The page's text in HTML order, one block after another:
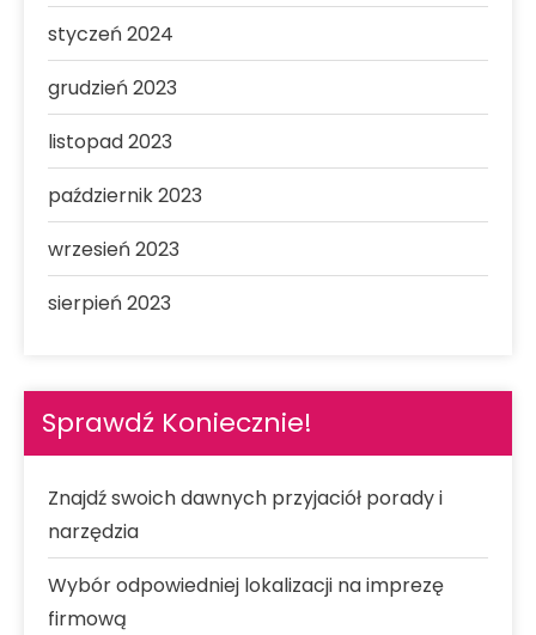
styczeń 2024
grudzień 2023
listopad 2023
październik 2023
wrzesień 2023
sierpień 2023
Sprawdź Koniecznie!
Znajdź swoich dawnych przyjaciół porady i
narzędzia
Wybór odpowiedniej lokalizacji na imprezę
firmową